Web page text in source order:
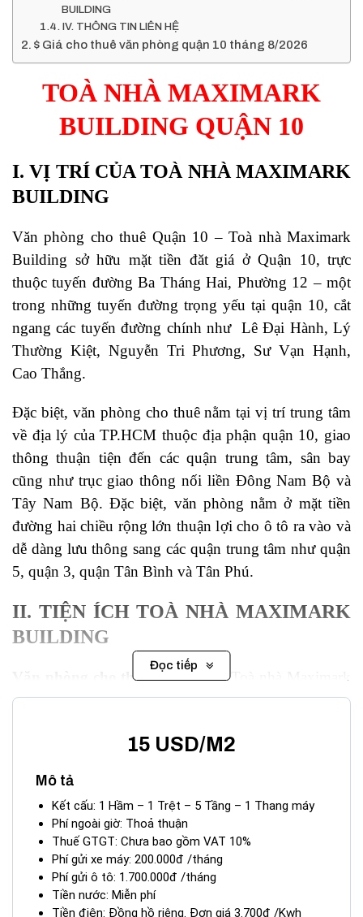
BUILDING
IV. THÔNG TIN LIÊN HỆ
$ Giá cho thuê văn phòng quận 10 tháng 8/2026
TOÀ NHÀ MAXIMARK
BUILDING QUẬN 10
I. VỊ TRÍ CỦA TOÀ NHÀ MAXIMARK
BUILDING
Văn phòng cho thuê Quận 10 – Toà nhà Maximark
Building sở hữu mặt tiền đăt giá ở Quận 10, trực
thuộc tuyến đường Ba Tháng Hai, Phường 12 – một
trong những tuyến đường trọng yếu tại quận 10, cắt
ngang các tuyến đường chính như Lê Đại Hành, Lý
Thường Kiệt, Nguyễn Tri Phương, Sư Vạn Hạnh,
Cao Thắng.
Đặc biệt, văn phòng cho thuê nằm tại vị trí trung tâm
về địa lý của TP.HCM thuộc địa phận quận 10, giao
thông thuận tiện đến các quận trung tâm, sân bay
cũng như trục giao thông nối liền Đông Nam Bộ và
Tây Nam Bộ. Đặc biệt, văn phòng nằm ở mặt tiền
đường hai chiều rộng lớn thuận lợi cho ô tô ra vào và
dễ dàng lưu thông sang các quận trung tâm như quận
5, quận 3, quận Tân Bình và Tân Phú.
II. TIỆN ÍCH TOÀ NHÀ MAXIMARK
BUILDING
Văn phòng cho thuê Quận 10– Toà nhà Maximark
Building với tổng diện tích lên đến 70.000 m2, được
phong cách năng động hiện đại, tòa nhà được trang bị
Mang lại không gian hiện đại, thoáng mát và rộng rãi,
góp phần hình thành môi trường làm việc thoái mái.
Từ đó tạo ra nhiều năng lượng tích cực và sáng tạo
trong công việc.
Toà nhà Maximark Building
Đọc tiếp
15 USD/M2
Mô tả
Kết cấu: 1 Hầm – 1 Trệt – 5 Tầng – 1 Thang máy
Phí ngoài giờ: Thoả thuận
Thuế GTGT: Chưa bao gồm VAT 10%
Phí gửi xe máy: 200.000đ /tháng
Phí gửi ô tô: 1.700.000đ /tháng
Tiền nước: Miễn phí
Tiền điện: Đồng hồ riêng. Đơn giá 3.700đ /Kwh